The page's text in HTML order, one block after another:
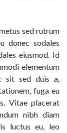
sed rutrum
donec sodales
eiusmod. Id
elementum
sit sed duis a,
fuga eu
Vitae placerat
nibh diam
luctus eu, leo